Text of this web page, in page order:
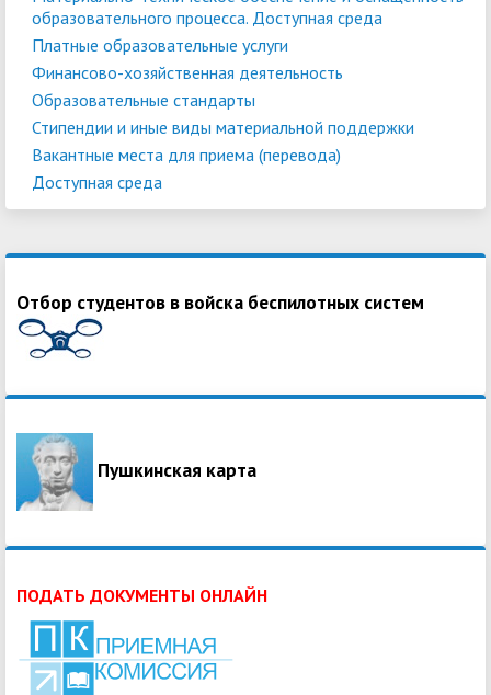
образовательного процесса. Доступная среда
Платные образовательные услуги
Финансово-хозяйственная деятельность
Образовательные стандарты
Стипендии и иные виды материальной поддержки
Вакантные места для приема (перевода)
Доступная среда
Отбор студентов в войска беспилотных систем
Пушкинская карта
ПОДАТЬ ДОКУМЕНТЫ ОНЛАЙН